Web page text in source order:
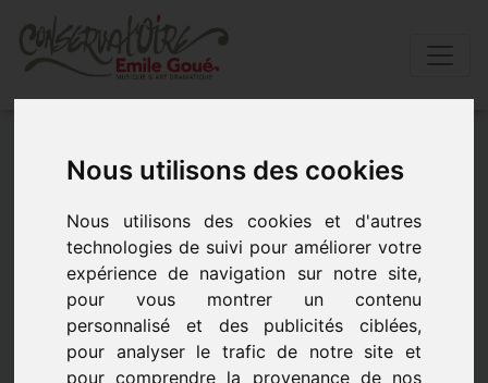
Nous utilisons des cookies
Nous utilisons des cookies et d'autres
technologies de suivi pour améliorer votre
expérience de navigation sur notre site,
pour vous montrer un contenu
personnalisé et des publicités ciblées,
pour analyser le trafic de notre site et
pour comprendre la provenance de nos
l’univers de tolkien.
« Musique et Tapisserie »dans l’univers
de Tolkien.
- le 5 décembre 2018 à 00h00